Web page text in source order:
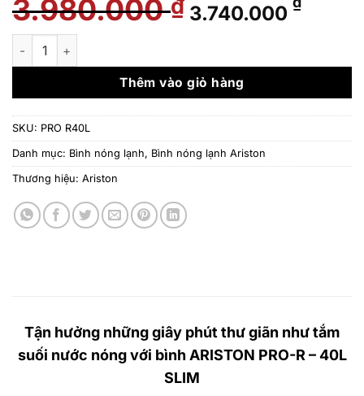
3.980.000₫
gốc
3.980.000 ₫.
3.740.000
là:
Bình nóng lạnh Ariston PRO R40L số lượng
Thêm vào giỏ hàng
SKU: PRO R40L
Danh mục: Bình nóng lạnh, Bình nóng lạnh Ariston
Thương hiệu: Ariston
Tận hưởng những giây phút thư giãn như tắm
suối nước nóng với bình ARISTON PRO-R – 40L
SLIM